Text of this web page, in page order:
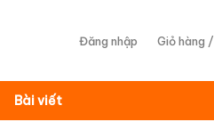
Đăng nhập Giỏ hàng /
Bài viết